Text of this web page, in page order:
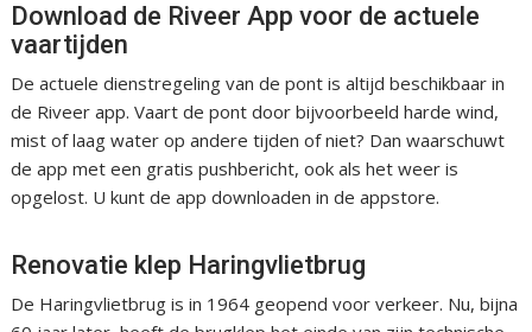
Download de Riveer App voor de actuele
vaartijden
De actuele dienstregeling van de pont is altijd beschikbaar in
de Riveer app. Vaart de pont door bijvoorbeeld harde wind,
mist of laag water op andere tijden of niet? Dan waarschuwt
de app met een gratis pushbericht, ook als het weer is
opgelost. U kunt de app downloaden in de appstore.
Renovatie klep Haringvlietbrug
De Haringvlietbrug is in 1964 geopend voor verkeer. Nu, bijna